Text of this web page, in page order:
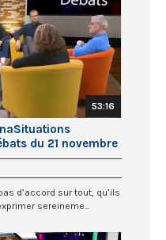
53:16
du 21 novembre
d’accord sur tout, qu’ils
sereineme...